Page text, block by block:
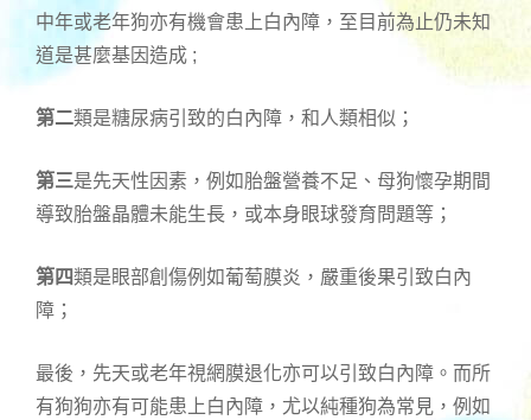
中年或老年狗亦有機會患上白內障，至目前為止仍未知
道是甚麼基因造成 ;
第二類是糖尿病引致的白內障，和人類相似；
第三是先天性因素，例如胎盤營養不足、母狗懷孕期間
導致胎盤晶體未能生長，或本身眼球發育問題等；
第四類是眼部創傷例如葡萄膜炎，嚴重後果引致白內
障；
最後，先天或老年視網膜退化亦可以引致白內障。而所
有狗狗亦有可能患上白內障，尤以純種狗為常見，例如